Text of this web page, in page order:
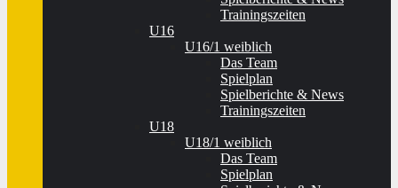
Trainingszeiten
U16
U16/1 weiblich
Das Team
Spielplan
Spielberichte & News
Trainingszeiten
U18
U18/1 weiblich
Das Team
Spielplan